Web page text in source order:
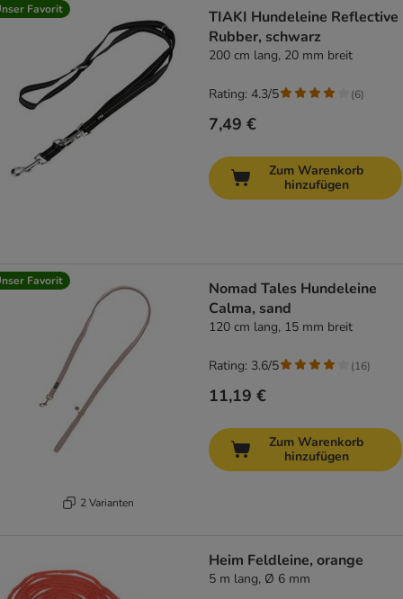
Favorit
TIAKI Hundeleine Reflective
Rubber, schwarz
200 cm lang, 20 mm breit
7,49 €
Rating: 4.3/5 (6)
Zum Warenkorb
hinzufügen
Favorit
2 Varianten
Nomad Tales Hundeleine
Calma, sand
120 cm lang, 15 mm breit
11,19 €
Rating: 3.6/5 (16)
Zum Warenkorb
hinzufügen
Heim Feldleine, orange
5 m lang, Ø 6 mm